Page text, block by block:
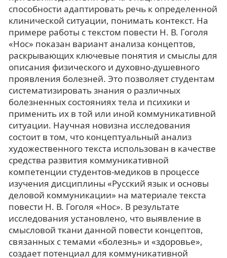
способности адаптировать речь к определенной
клинической ситуации, понимать контекст. На
примере работы с текстом повести Н. В. Гоголя
«Нос» показан вариант анализа концептов,
раскрывающих ключевые понятия и смыслы для
описания физического и духовно-душевного
проявления болезней. Это позволяет студентам
систематизировать знания о различных
болезненных состояниях тела и психики и
применить их в той или иной коммуникативной
ситуации. Научная новизна исследования
состоит в том, что концептуальный анализ
художественного текста использован в качестве
средства развития коммуникативной
компетенции студентов-медиков в процессе
изучения дисциплины «Русский язык и основы
деловой коммуникации» на материале текста
повести Н. В. Гоголя «Нос». В результате
исследования установлено, что выявление в
смысловой ткани данной повести концептов,
связанных с темами «болезнь» и «здоровье»,
создает потенциал для коммуникативной